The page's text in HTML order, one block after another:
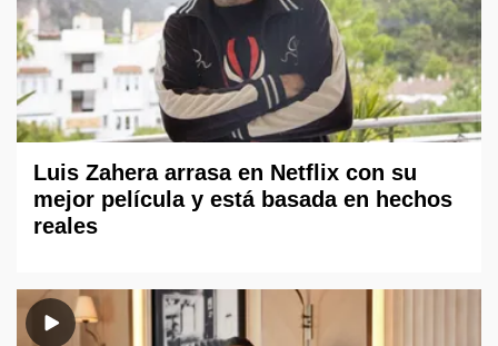
Luis Zahera arrasa en Netflix con su
mejor película y está basada en hechos
reales